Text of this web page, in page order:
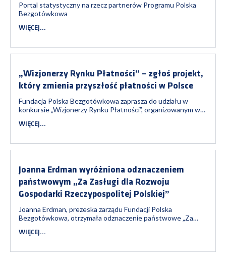
Portal statystyczny na rzecz partnerów Programu Polska
Bezgotówkowa
WIĘCEJ...
„Wizjonerzy Rynku Płatności” – zgłoś projekt,
który zmienia przyszłość płatności w Polsce
Fundacja Polska Bezgotówkowa zaprasza do udziału w
konkursie „Wizjonerzy Rynku Płatności”, organizowanym w
która odbędzie się już 13 października 2026 r. w Warszawie.
Nabór trwa od 13...
WIĘCEJ...
Joanna Erdman wyróżniona odznaczeniem
państwowym „Za Zasługi dla Rozwoju
Gospodarki Rzeczypospolitej Polskiej”
Joanna Erdman, prezeska zarządu Fundacji Polska
Bezgotówkowa, otrzymała odznaczenie państwowe „Za
przyznane przez Ministra Finansów i Gospodarki na wniosek
odznaczenia odbyło się 7 lipca br...
WIĘCEJ...